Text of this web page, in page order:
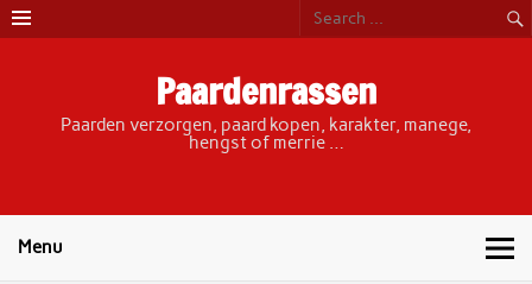
Skip
to
content
Paardenrassen
Paarden verzorgen, paard kopen, karakter, manege,
hengst of merrie …
Menu